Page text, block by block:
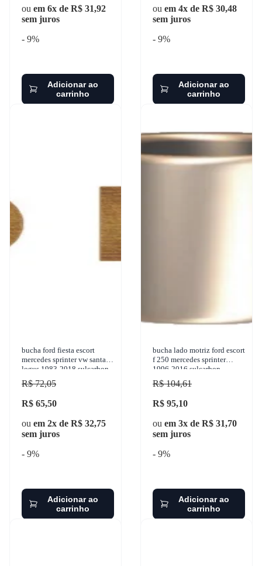
ou em 6x de R$ 31,92
sem juros
- 9%
Adicionar ao
carrinho
ou em 4x de R$ 30,48
sem juros
- 9%
Adicionar ao
carrinho
bucha ford fiesta escort
mercedes sprinter vw santana
logus 1983-2018 sulcarbon -
sc1963-2x
R$ 72,05
R$ 65,50
ou em 2x de R$ 32,75
sem juros
- 9%
Adicionar ao
carrinho
bucha lado motriz ford escort
f 250 mercedes sprinter
1996-2016 sulcarbon -
sc1101-2x
R$ 104,61
R$ 95,10
ou em 3x de R$ 31,70
sem juros
- 9%
Adicionar ao
carrinho